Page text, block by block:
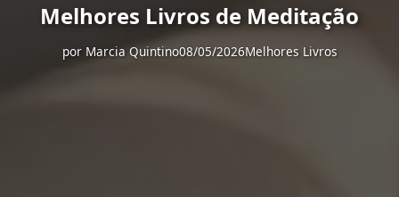
Melhores Livros de Meditação
por Marcia Quintino08/05/2026Melhores Livros